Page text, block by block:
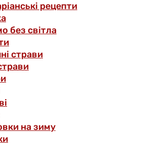
рецепти
без світла
страви
на зиму